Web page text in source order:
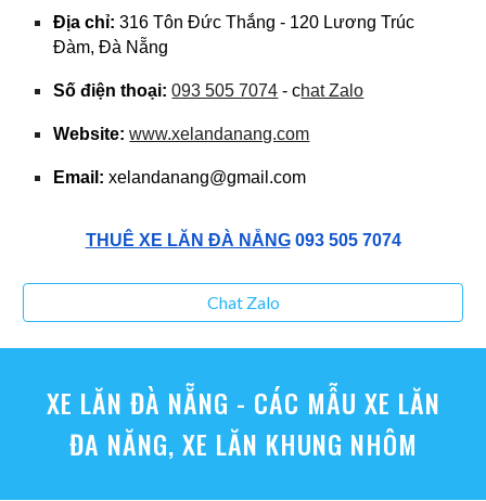
Địa chỉ: 316 Tôn Đức Thắng - 120 Lương Trúc
Đàm, Đà Nẵng
Số điện thoại: 093 505 7074 - chat Zalo
Website: www.xelandanang.com
Email: xelandanang@gmail.com
THUÊ XE LĂN ĐÀ NẴNG093 505 7074
Chat Zalo
XE LĂN ĐÀ NẴNG - CÁC MẪU XE LĂN
ĐA NĂNG, XE LĂN KHUNG NHÔM